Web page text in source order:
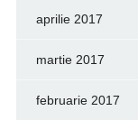
aprilie 2017
martie 2017
februarie 2017